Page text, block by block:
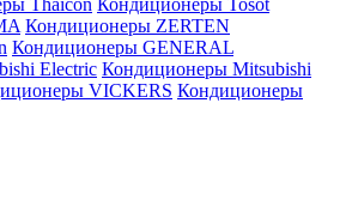
Thaicon Кондиционеры Tosot
Кондиционеры ZERTEN
Кондиционеры GENERAL
Electric Кондиционеры Mitsubishi
VICKERS Кондиционеры